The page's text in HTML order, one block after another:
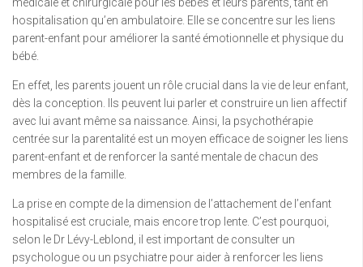
hospitalisation qu’en ambulatoire. Elle se concentre sur les liens
parent-enfant pour améliorer la santé émotionnelle et physique du
bébé.
En effet, les parents jouent un rôle crucial dans la vie de leur enfant,
dès la conception. Ils peuvent lui parler et construire un lien affectif
avec lui avant même sa naissance. Ainsi, la psychothérapie
centrée sur la parentalité est un moyen efficace de soigner les liens
parent-enfant et de renforcer la santé mentale de chacun des
membres de la famille.
La prise en compte de la dimension de l’attachement de l’enfant
hospitalisé est cruciale, mais encore trop lente. C’est pourquoi,
selon le Dr Lévy-Leblond, il est important de consulter un
psychologue ou un psychiatre pour aider à renforcer les liens